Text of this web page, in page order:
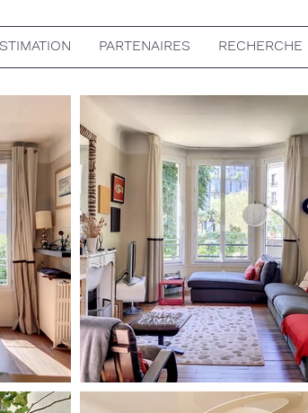
PARTENAIRES RECHERCHE